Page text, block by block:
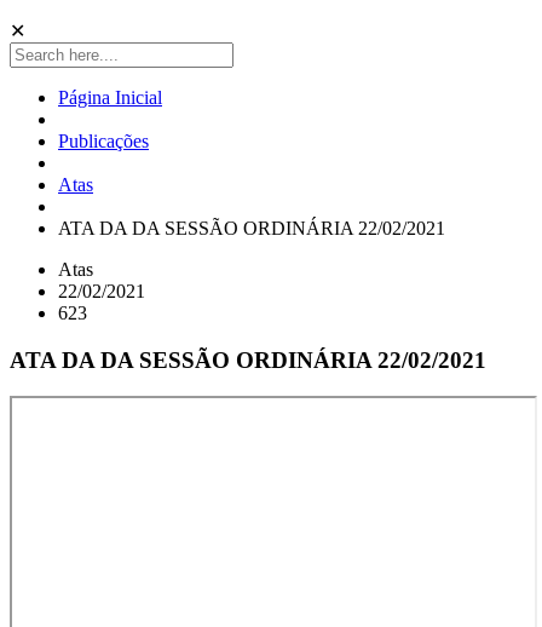
✕
Página Inicial
Publicações
Atas
ATA DA DA SESSÃO ORDINÁRIA 22/02/2021
Atas
22/02/2021
623
ATA DA DA SESSÃO ORDINÁRIA 22/02/2021